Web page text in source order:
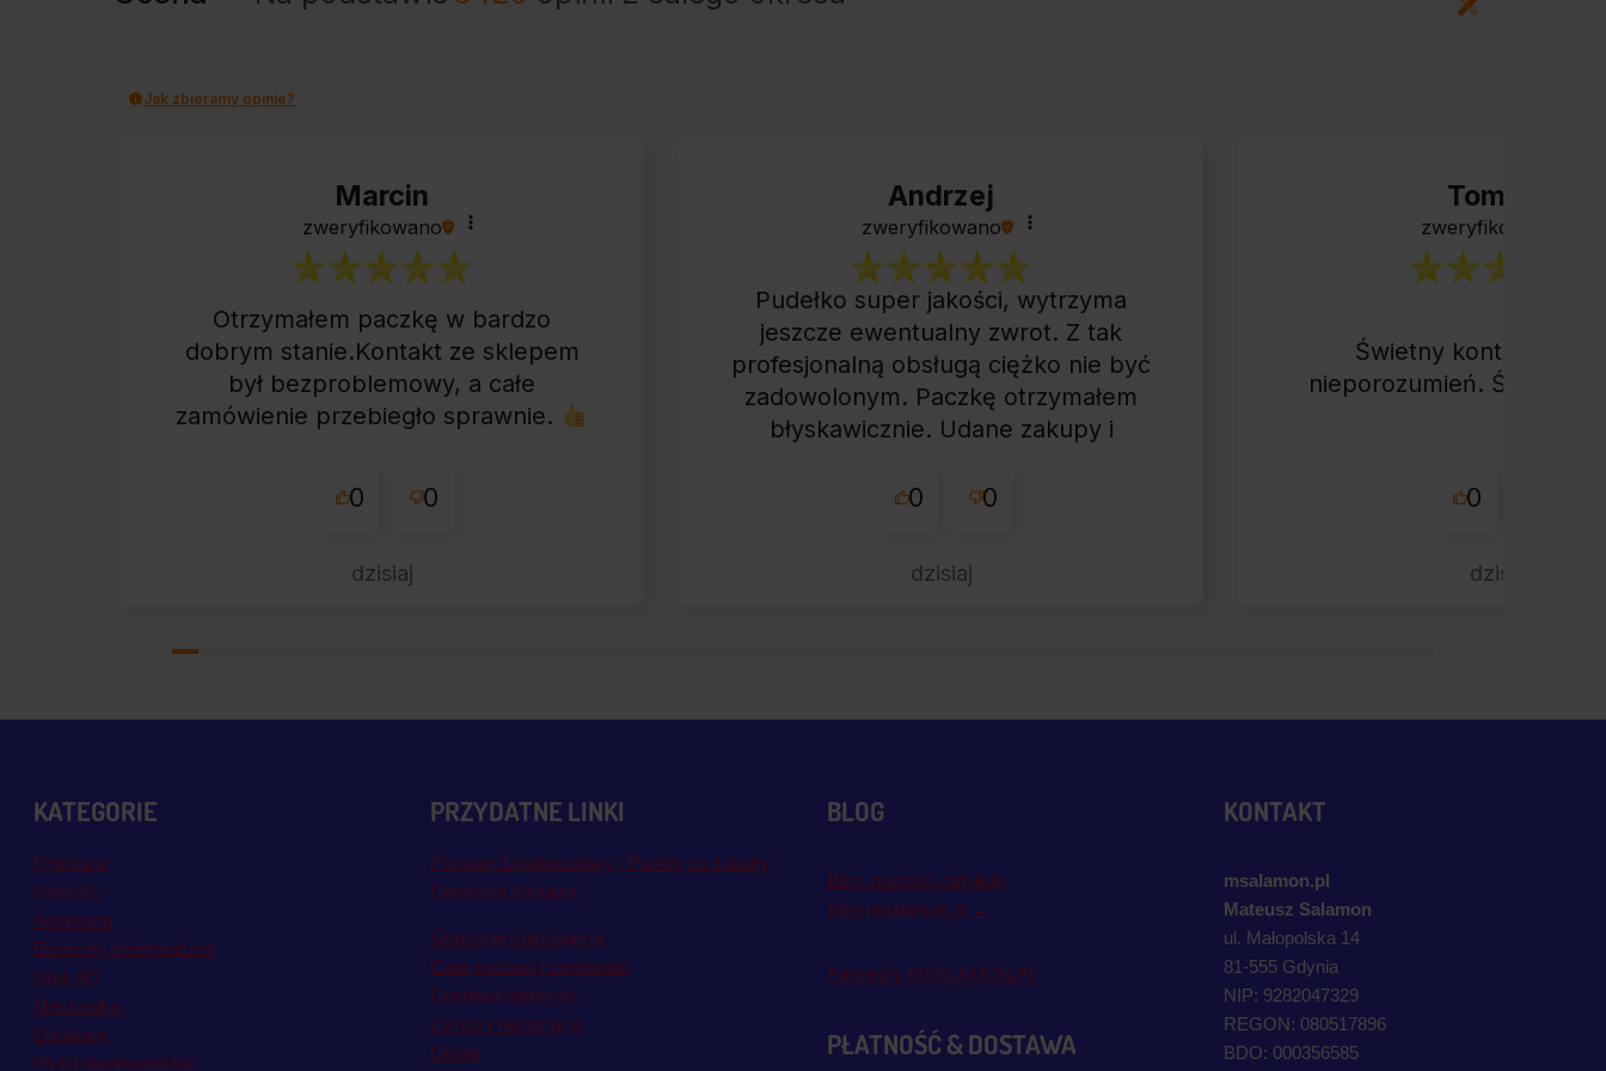
Jak zbieramy opinie?
Marcin
zweryfikowano
Otrzymałem paczkę w bardzo
dobrym stanie.Kontakt ze sklepem
był bezproblemowy, a całe
zamówienie przebiegło sprawnie.
0 0
dzisiaj
Andrzej
zweryfikowano
Pudełko super jakości, wytrzyma
jeszcze ewentualny zwrot. Z tak
profesjonalną obsługą ciężko nie być
zadowolonym. Paczkę otrzymałem
błyskawicznie. Udane zakupy i
0 0
dzisiaj
Tomasz
zweryfikowano
Świetny kontakt,
nieporozumień. Świetnie,
0
dzisiaj
KATEGORIE
Promocje
Nowości
Akcesoria
Elementy elektroniczne
Druk 3D
Mechanika
Obudowy
Płytki deweloperskie
PRZYDATNE LINKI
Program Lojalnościowy - Punkty za zakupy
Darmowa dostawa
Śledzenie zamówienia
Czas realizacji zamówień
Dostawa i płatność
Zwroty i reklamacje
Opinie
BLOG
Blog, nowości, artykuły
Blog msalamon.pl →
Partnerzy MSALAMON.PL
PŁATNOŚĆ & DOSTAWA
KONTAKT
msalamon.pl
Mateusz Salamon
ul. Małopolska 14
81-555 Gdynia
NIP: 9282047329
REGON: 080517896
BDO: 000356585